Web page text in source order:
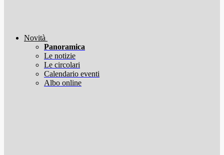
Novità
Panoramica
Le notizie
Le circolari
Calendario eventi
Albo online